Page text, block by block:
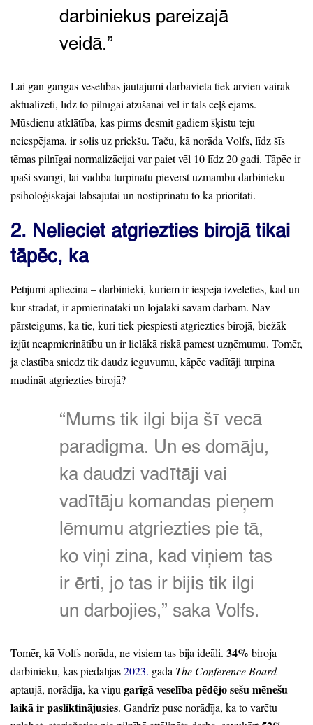
darbiniekus pareizajā
veidā.”
Lai gan garīgās veselības jautājumi darbavietā tiek arvien vairāk
aktualizēti, līdz to pilnīgai atzīšanai vēl ir tāls ceļš ejams.
Mūsdienu atklātība, kas pirms desmit gadiem šķistu teju
neiespējama, ir solis uz priekšu. Taču, kā norāda Volfs, līdz šīs
tēmas pilnīgai normalizācijai var paiet vēl 10 līdz 20 gadi. Tāpēc ir
īpaši svarīgi, lai vadība turpinātu pievērst uzmanību darbinieku
psiholoģiskajai labsajūtai un nostiprinātu to kā prioritāti.
2. Nelieciet atgriezties birojā tikai
tāpēc, ka
Pētījumi apliecina – darbinieki, kuriem ir iespēja izvēlēties, kad un
kur strādāt, ir apmierinātāki un lojālāki savam darbam. Nav
pārsteigums, ka tie, kuri tiek piespiesti atgriezties birojā, biežāk
izjūt neapmierinātību un ir lielākā riskā pamest uzņēmumu. Tomēr,
ja elastība sniedz tik daudz ieguvumu, kāpēc vadītāji turpina
mudināt atgriezties birojā?
“Mums tik ilgi bija šī vecā
paradigma. Un es domāju,
ka daudzi vadītāji vai
vadītāju komandas pieņem
lēmumu atgriezties pie tā,
ko viņi zina, kad viņiem tas
ir ērti, jo tas ir bijis tik ilgi
un darbojies,” saka Volfs.
Tomēr, kā Volfs norāda, ne visiem tas bija ideāli. 34% biroja
darbinieku, kas piedalījās2023. gada The Conference Board
aptaujā, norādīja, ka viņu garīgā veselība pēdējo sešu mēnešu
laikā ir pasliktinājusies. Gandrīz puse norādīja, ka to varētu